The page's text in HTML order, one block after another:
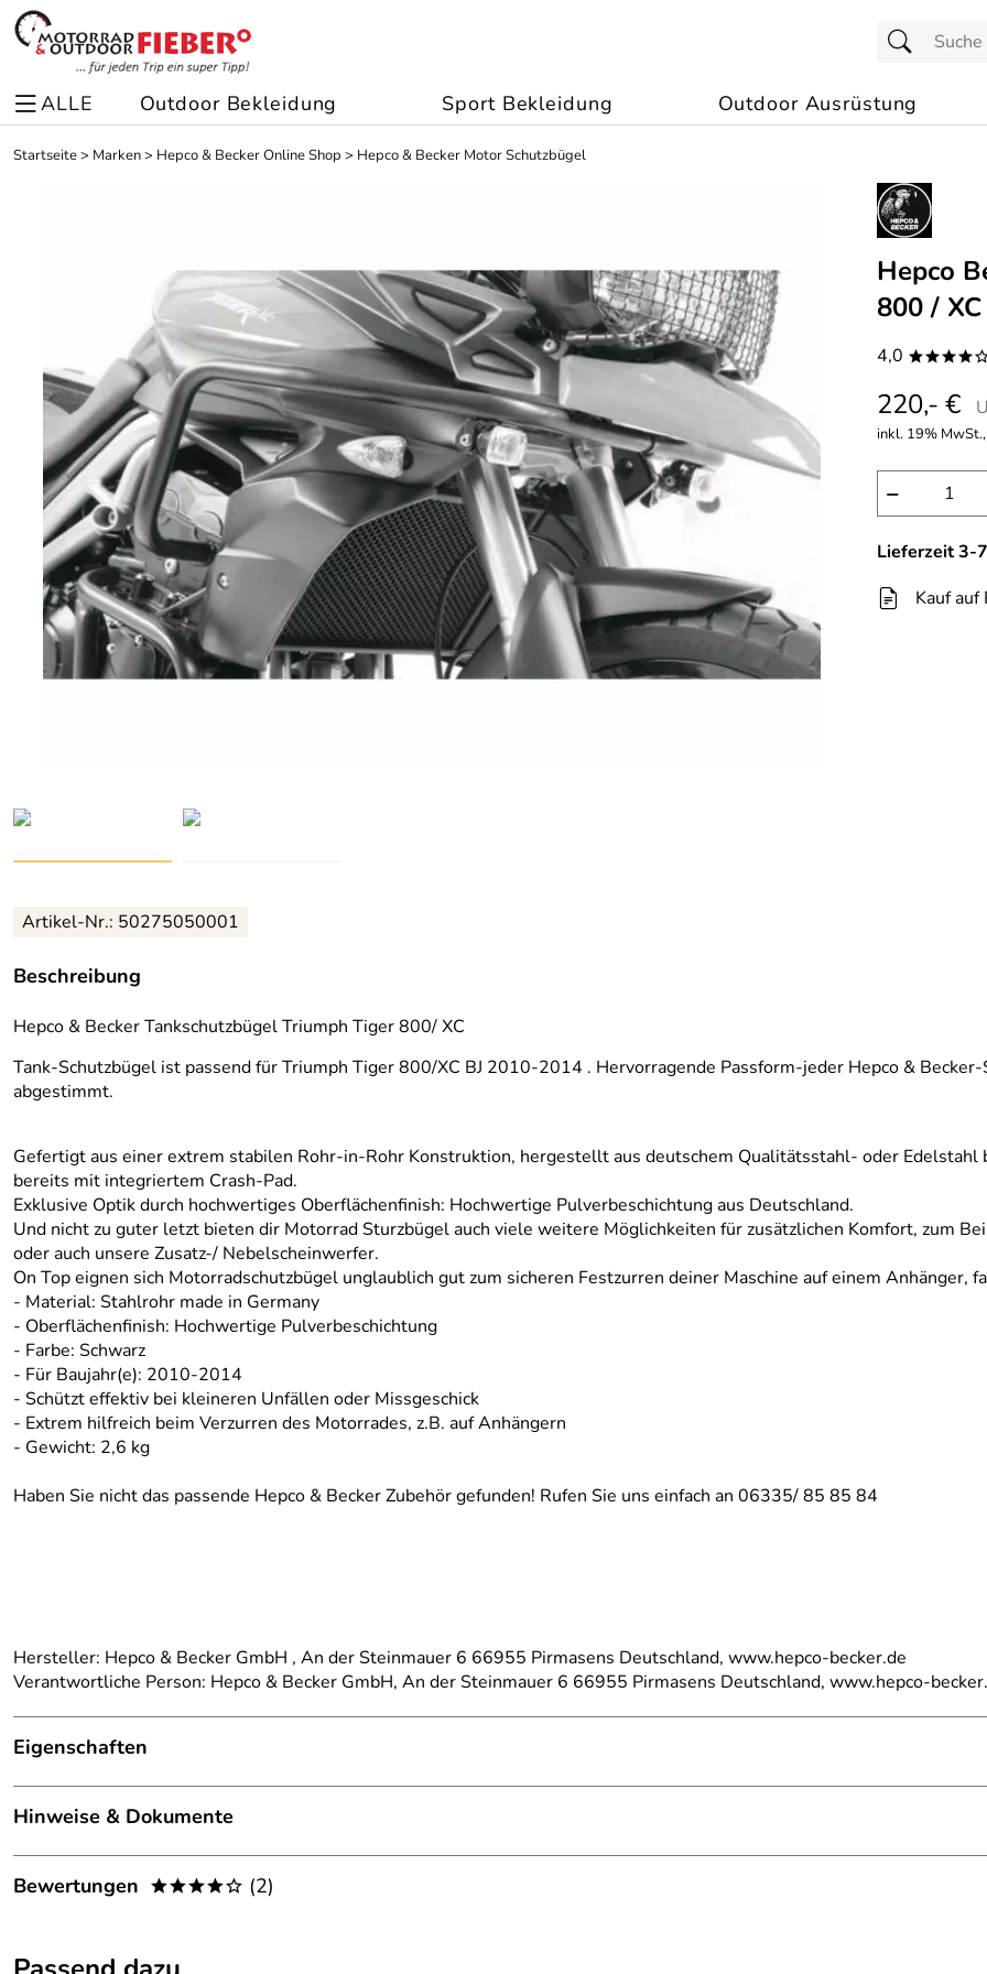
ALLE Outdoor Bekleidung Sport Bekleidung Outdoor Ausrüstung
Startseite> Marken> Hepco & Becker Online Shop > Hepco & Becker Motor Schutzbügel
Hepco
800 /
4,0
220,- €
inkl. 19%
−
Lieferzeit 3-
Kauf auf
Artikel-Nr.: 50275050001
Beschreibung
Hepco & Becker Tankschutzbügel Triumph Tiger 800/ XC
Tank-Schutzbügel ist passend für Triumph Tiger 800/XC BJ 2010-2014 . Hervorragende Passform-jeder Hepco &
abgestimmt.
Gefertigt aus einer extrem stabilen Rohr-in-Rohr Konstruktion, hergestellt aus deutschem Qualitätsstahl- oder Edelstahl
bereits mit integriertem Crash-Pad.
Exklusive Optik durch hochwertiges Oberflächenfinish: Hochwertige Pulverbeschichtung aus Deutschland.
Und nicht zu guter letzt bieten dir Motorrad Sturzbügel auch viele weitere Möglichkeiten für zusätzlichen Komfort, zum
oder auch unsere Zusatz-/ Nebelscheinwerfer.
On Top eignen sich Motorradschutzbügel unglaublich gut zum sicheren Festzurren deiner Maschine auf einem Anhänger,
- Material: Stahlrohr made in Germany
- Oberflächenfinish: Hochwertige Pulverbeschichtung
- Farbe: Schwarz
- Für Baujahr(e): 2010-2014
- Schützt effektiv bei kleineren Unfällen oder Missgeschick
- Extrem hilfreich beim Verzurren des Motorrades, z.B. auf Anhängern
- Gewicht: 2,6 kg
Haben Sie nicht das passende Hepco & Becker Zubehör gefunden! Rufen Sie uns einfach an 06335/ 85 85 84
Hersteller: Hepco & Becker GmbH , An der Steinmauer 6 66955 Pirmasens Deutschland, www.hepco-becker.de
Verantwortliche Person: Hepco & Becker GmbH, An der Steinmauer 6 66955 Pirmasens Deutschland, www.hepco-
Eigenschaften
Details
Kategorie:
Tankschutzbügel
Marke:
Hepco Becker
Hinweise & Dokumente
Dokumente zum Download:
Bewertungen ****o (2)